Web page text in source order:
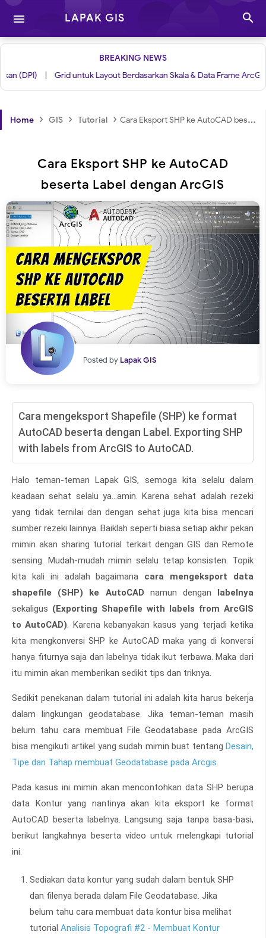
 LAPAK GIS 
BREAKING NEWS
| Grid untuk Layout Berdasarkan Skala & Data Frame ArcGIS |
Home › GIS › Tutorial › Cara Eksport SHP ke AutoCAD beserta Label dengan ArcGIS
Cara Eksport SHP ke AutoCAD
beserta Label dengan ArcGIS
Posted by Lapak GIS
Cara mengeksport Shapefile (SHP) ke format
AutoCAD beserta dengan Label. Exporting SHP
with labels from ArcGIS to AutoCAD.
Halo teman-teman Lapak GIS, semoga kita selalu dalam
keadaan sehat selalu ya...amin. Karena sehat adalah rezeki
yang tidak ternilai dan dengan sehat juga kita bisa mencari
sumber rezeki lainnya. Baiklah seperti biasa setiap akhir pekan
mimin akan sharing tutorial terkait dengan GIS dan Remote
sensing. Mudah-mudah mimin selalu tetap konsisten. Topik
kita kali ini adalah bagaimana cara mengeksport data
shapefile (SHP) ke AutoCAD namun dengan labelnya
sekaligus (Exporting Shapefile with labels from ArcGIS
to AutoCAD). Karena kebanyakan kasus yang terjadi ketika
kita mengkonversi SHP ke AutoCAD maka yang di konversi
hanya fiturnya saja dan labelnya tidak ikut terbawa. Maka dari
itu mimin akan memberikan sedikit tips dan triknya.
Sedikit penekanan dalam tutorial ini adalah kita harus bekerja
dalam lingkungan geodatabase. Jika teman-teman masih
belum tahu cara membuat File Geodatabase pada ArcGIS
bisa mengikuti artikel yang sudah mimin buat tentang Desain,
Tipe dan Tahap membuat Geodatabase pada Arcgis.
Pada kasus ini mimin akan mencontohkan data SHP berupa
data Kontur yang nantinya akan kita eksport ke format
AutoCAD beserta labelnya. Langsung saja tanpa basa-basi,
berikut langkahnya beserta video untuk melengkapi tutorial
ini.
Sediakan data kontur yang sudah dalam bentuk SHP
dan filenya berada dalam File Geodatabase. Jika
belum tahu cara membuat data kontur bisa melihat
tutorial Analisis Topografi #2 - Membuat Kontur